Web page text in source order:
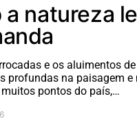
a natureza
e os aluimentos
profundas na paisagem e
pontos do país,…